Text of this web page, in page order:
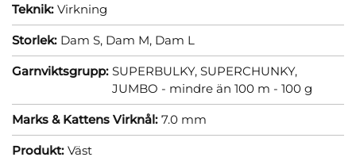
Teknik: Virkning
Storlek: Dam S, Dam M, Dam L
Garnviktsgrupp: SUPERBULKY, SUPERCHUNKY,
JUMBO - mindre än 100 m - 100 g
Marks & Kattens Virknål: 7.0 mm
Produkt: Väst